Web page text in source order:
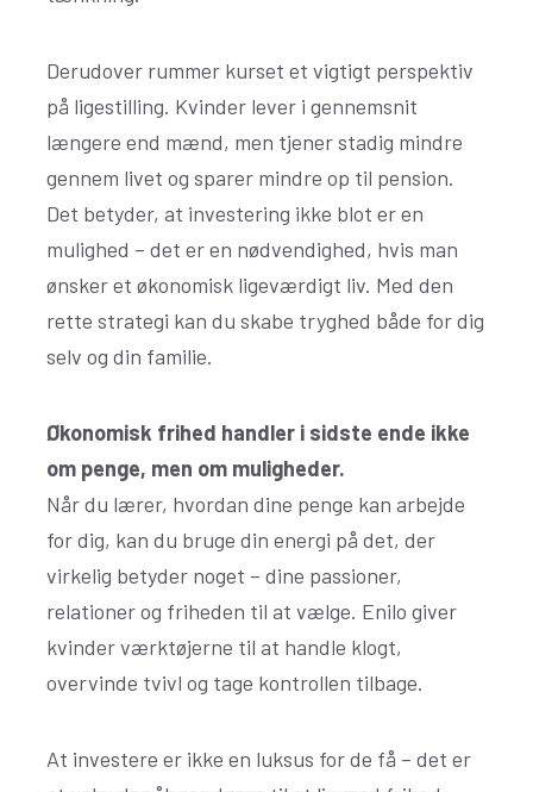
Derudover rummer kurset et vigtigt perspektiv
på ligestilling. Kvinder lever i gennemsnit
længere end mænd, men tjener stadig mindre
gennem livet og sparer mindre op til pension.
Det betyder, at investering ikke blot er en
mulighed – det er en nødvendighed, hvis man
ønsker et økonomisk ligeværdigt liv. Med den
rette strategi kan du skabe tryghed både for dig
selv og din familie.
Økonomisk frihed handler i sidste ende ikke
om penge, men om muligheder.
Når du lærer, hvordan dine penge kan arbejde
for dig, kan du bruge din energi på det, der
virkelig betyder noget – dine passioner,
relationer og friheden til at vælge. Enilo giver
kvinder værktøjerne til at handle klogt,
overvinde tvivl og tage kontrollen tilbage.
At investere er ikke en luksus for de få – det er